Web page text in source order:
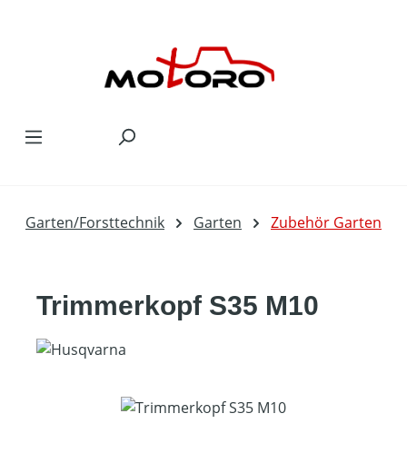
Garten/Forsttechnik Garten Zubehör Garten
Trimmerkopf S35 M10
Bildergalerie überspringen